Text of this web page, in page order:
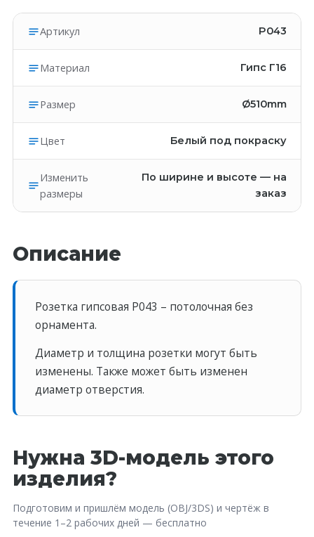
Артикул P043
Материал Гипс Г16
Размер Ø510mm
Цвет Белый под покраску
Изменить
размеры
По ширине и высоте — на
заказ
Описание
Розетка гипсовая P043 – потолочная без
орнамента.
Диаметр и толщина розетки могут быть
изменены. Также может быть изменен
диаметр отверстия.
Нужна 3D-модель этого
изделия?
Подготовим и пришлём модель (OBJ/3DS) и чертёж в
течение 1–2 рабочих дней — бесплатно